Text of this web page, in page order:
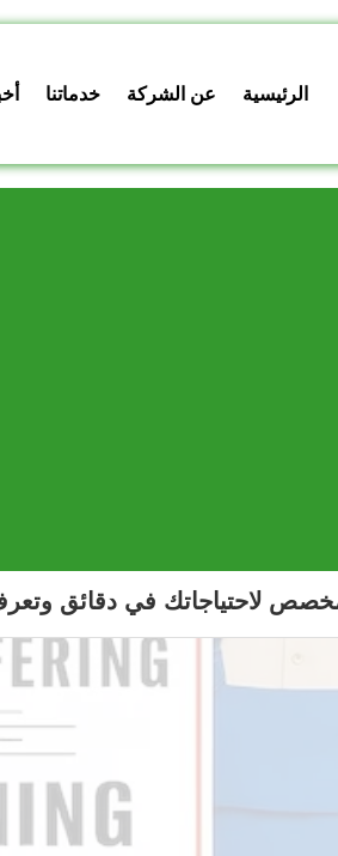
الرئيسية عن الشركة خدماتنا
لاحتياجاتك في دقائق